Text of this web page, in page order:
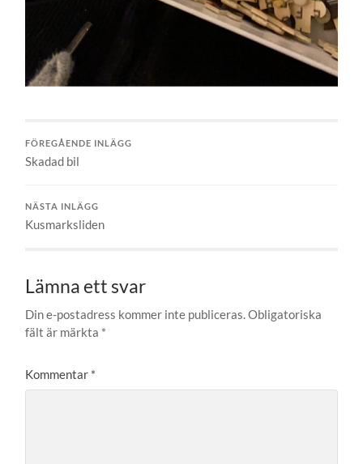
FÖREGÅENDE INLÄGG
Skadad bil
NÄSTA INLÄGG
Kusmarksliden
Lämna ett svar
Din e-postadress kommer inte publiceras.Obligatoriska
fält är märkta *
Kommentar *